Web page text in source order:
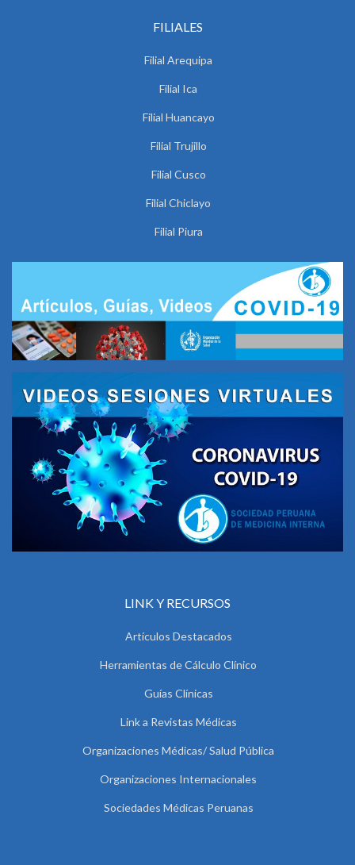
FILIALES
Filial Arequipa
Filial Ica
Filial Huancayo
Filial Trujillo
Filial Cusco
Filial Chiclayo
Filial Piura
LINK Y RECURSOS
Artículos Destacados
Herramientas de Cálculo Clínico
Guías Clínicas
Link a Revistas Médicas
Organizaciones Médicas/ Salud Pública
Organizaciones Internacionales
Sociedades Médicas Peruanas